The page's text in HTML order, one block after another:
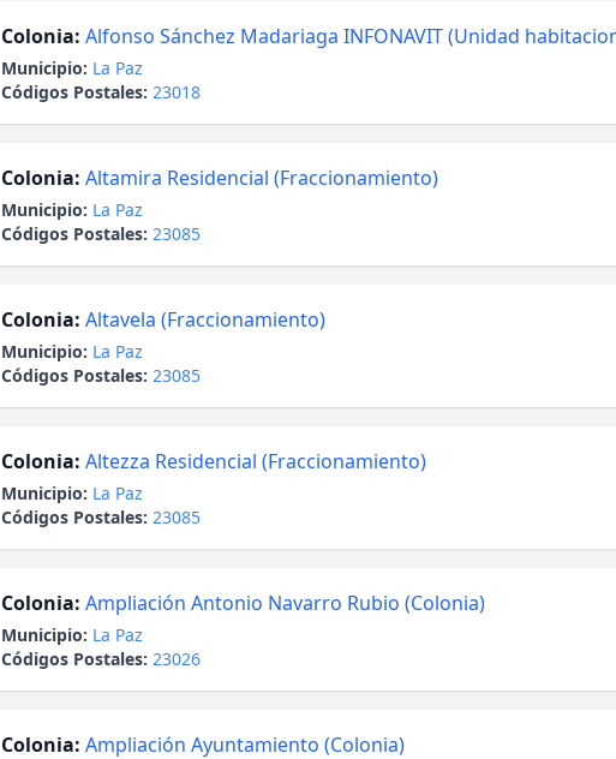
Colonia: Alfonso Sánchez Madariaga INFONAVIT (Unidad
Municipio: La Paz
Códigos Postales: 23018
Colonia: Altamira Residencial (Fraccionamiento)
Municipio: La Paz
Códigos Postales: 23085
Colonia: Altavela (Fraccionamiento)
Municipio: La Paz
Códigos Postales: 23085
Colonia: Altezza Residencial (Fraccionamiento)
Municipio: La Paz
Códigos Postales: 23085
Colonia: Ampliación Antonio Navarro Rubio (Colonia)
Municipio: La Paz
Códigos Postales: 23026
Colonia: Ampliación Ayuntamiento (Colonia)